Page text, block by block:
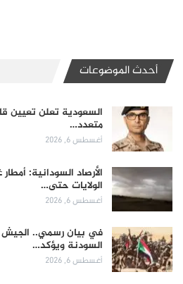
أحدث الموضوعات
السعودية تعلن تعيين
متعدد…
أغسطس 6, 2026
الأرصاد السودانية:
الولايات حتى…
أغسطس 6, 2026
في بيان رسمي.. الجيش
السودنة ويؤكد…
أغسطس 6, 2026